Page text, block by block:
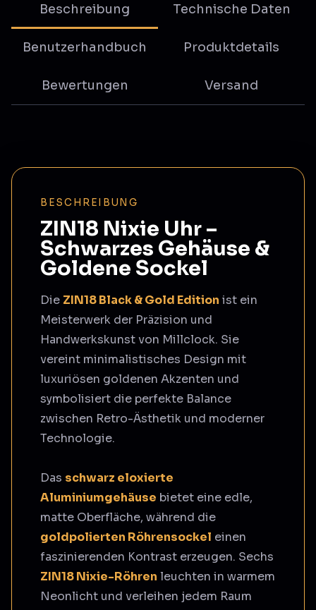
Beschreibung Technische Daten
Benutzerhandbuch Produktdetails
Bewertungen Versand
BESCHREIBUNG
ZIN18 Nixie Uhr –
Schwarzes Gehäuse &
Goldene Sockel
Die ZIN18 Black & Gold Edition ist ein
Meisterwerk der Präzision und
Handwerkskunst von Millclock. Sie
vereint minimalistisches Design mit
luxuriösen goldenen Akzenten und
symbolisiert die perfekte Balance
zwischen Retro-Ästhetik und moderner
Technologie.
Das schwarz eloxierte
Aluminiumgehäuse bietet eine edle,
matte Oberfläche, während die
goldpolierten Röhrensockel einen
faszinierenden Kontrast erzeugen. Sechs
ZIN18 Nixie-Röhren leuchten in warmem
Neonlicht und verleihen jedem Raum